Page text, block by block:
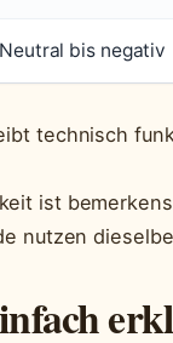
Neutral bis negativ
technisch
ist
nutzen